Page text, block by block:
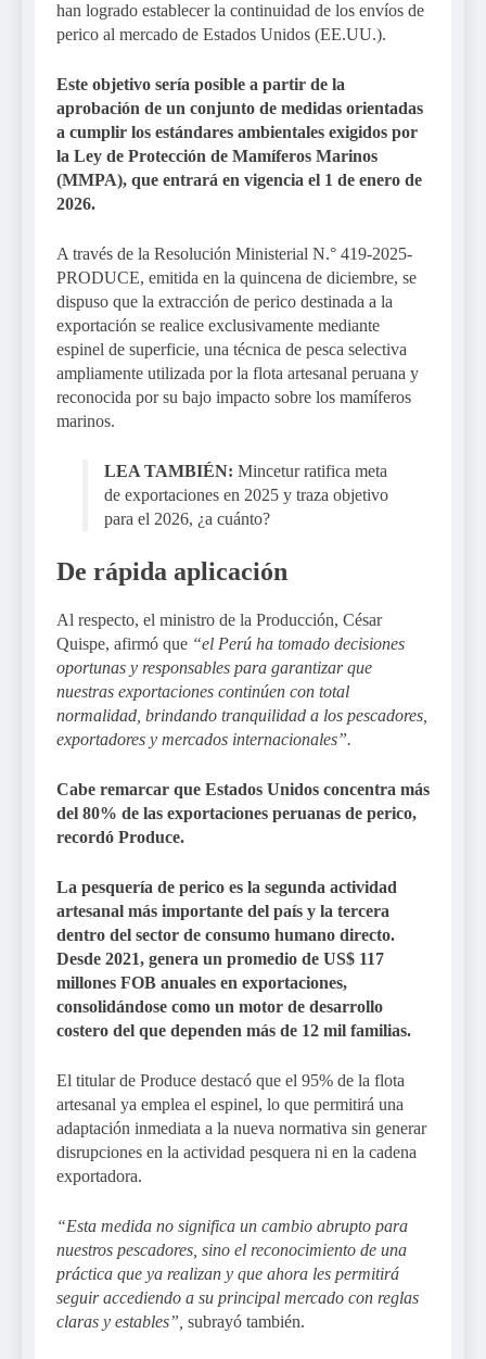
han logrado establecer la continuidad de los envíos de
perico al mercado de Estados Unidos (EE.UU.).
Este objetivo sería posible a partir de la
aprobación de un conjunto de medidas orientadas
a cumplir los estándares ambientales exigidos por
la Ley de Protección de Mamíferos Marinos
(MMPA), que entrará en vigencia el 1 de enero de
2026.
A través de la Resolución Ministerial N.° 419-2025-
PRODUCE, emitida en la quincena de diciembre, se
dispuso que la extracción de perico destinada a la
exportación se realice exclusivamente mediante
espinel de superficie, una técnica de pesca selectiva
ampliamente utilizada por la flota artesanal peruana y
reconocida por su bajo impacto sobre los mamíferos
marinos.
LEA TAMBIÉN: Mincetur ratifica meta
de exportaciones en 2025 y traza objetivo
para el 2026, ¿a cuánto?
De rápida aplicación
Al respecto, el ministro de la Producción, César
Quispe, afirmó que “el Perú ha tomado decisiones
oportunas y responsables para garantizar que
nuestras exportaciones continúen con total
normalidad, brindando tranquilidad a los pescadores,
exportadores y mercados internacionales”.
Cabe remarcar que Estados Unidos concentra más
del 80% de las exportaciones peruanas de perico,
recordó Produce.
La pesquería de perico es la segunda actividad
artesanal más importante del país y la tercera
dentro del sector de consumo humano directo.
Desde 2021, genera un promedio de US$ 117
millones FOB anuales en exportaciones,
consolidándose como un motor de desarrollo
costero del que dependen más de 12 mil familias.
El titular de Produce destacó que el 95% de la flota
artesanal ya emplea el espinel, lo que permitirá una
adaptación inmediata a la nueva normativa sin generar
disrupciones en la actividad pesquera ni en la cadena
exportadora.
“Esta medida no significa un cambio abrupto para
nuestros pescadores, sino el reconocimiento de una
práctica que ya realizan y que ahora les permitirá
seguir accediendo a su principal mercado con reglas
claras y estables”, subrayó también.